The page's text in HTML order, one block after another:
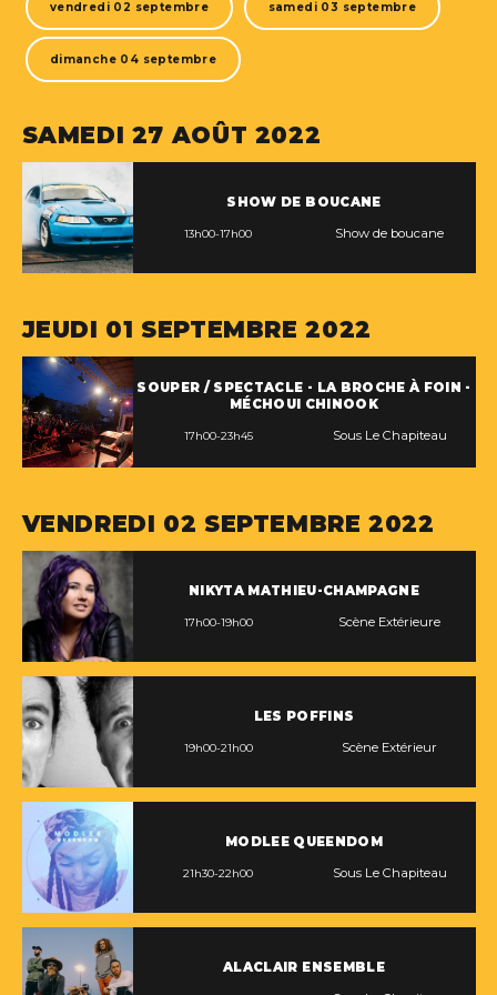
vendredi 02 septembre samedi 03 septembre
dimanche 04 septembre
SAMEDI 27 AOÛT 2022
SHOW DE BOUCANE
13h00-17h00 Show de boucane
JEUDI 01 SEPTEMBRE 2022
SOUPER / SPECTACLE - LA BROCHE À FOIN -
MÉCHOUI CHINOOK
17h00-23h45 Sous Le Chapiteau
VENDREDI 02 SEPTEMBRE 2022
NIKYTA MATHIEU-CHAMPAGNE
17h00-19h00 Scène Extérieure
LES POFFINS
19h00-21h00 Scène Extérieur
MODLEE QUEENDOM
21h30-22h00 Sous Le Chapiteau
ALACLAIR ENSEMBLE